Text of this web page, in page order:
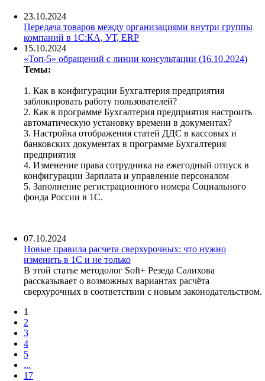
23.10.2024
Передача товаров между организациями внутри группы
компаний в 1С:КА, УТ, ERP
15.10.2024
«Топ-5» обращений с линии консультации (16.10.2024)
Темы:
1. Как в конфигурации Бухгалтерия предприятия
заблокировать работу пользователей?
2. Как в программе Бухгалтерия предприятия настроить
автоматическую установку времени в документах?
3. Настройка отображения статей ДДС в кассовых и
банковских документах в программе Бухгалтерия
предприятия
4. Изменение права сотрудника на ежегодный отпуск в
конфигурации Зарплата и управление персоналом
5. Заполнение регистрационного номера Социального
фонда России в 1С.
07.10.2024
Новые правила расчета сверхурочных: что нужно
изменить в 1С и не только
В этой статье методолог Soft+ Резеда Салихова
рассказывает о возможных вариантах расчёта
сверхурочных в соответствии с новым законодательством.
1
2
3
4
5
...
17